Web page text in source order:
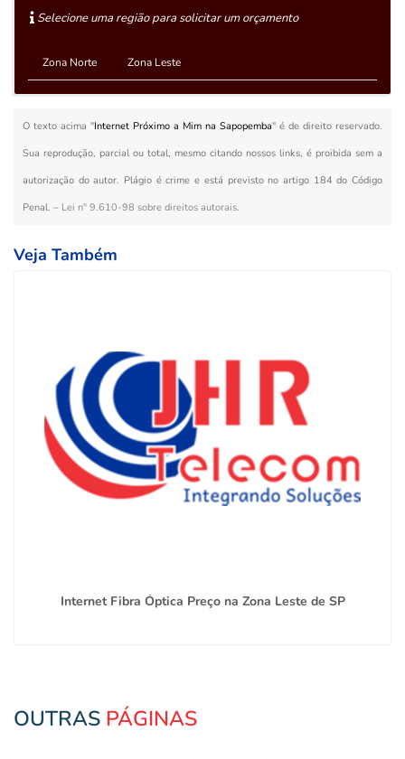
Selecione uma região para solicitar um orçamento
Zona Norte Zona Leste
O texto acima "Internet Próximo a Mim na Sapopemba" é de direito reservado.
Sua reprodução, parcial ou total, mesmo citando nossos links, é proibida sem a
autorização do autor. Plágio é crime e está previsto no artigo 184 do Código
Penal. – Lei n° 9.610-98 sobre direitos autorais.
Veja Também
Internet Fibra Óptica Preço na Zona Leste de SP
OUTRAS PÁGINAS